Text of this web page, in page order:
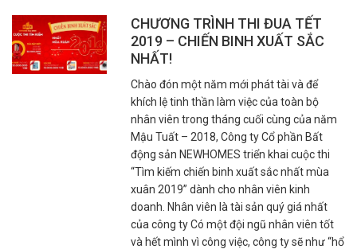
CHƯƠNG TRÌNH THI ĐUA TẾT
2019 – CHIẾN BINH XUẤT SẮC
NHẤT!
Chào đón một năm mới phát tài và để
khích lệ tinh thần làm việc của toàn bộ
nhân viên trong tháng cuối cùng của năm
Mậu Tuất – 2018, Công ty Cổ phần Bất
động sản NEWHOMES triển khai cuộc thi
“Tìm kiếm chiến binh xuất sắc nhất mùa
xuân 2019” dành cho nhân viên kinh
doanh. Nhân viên là tài sản quý giá nhất
của công ty Có một đội ngũ nhân viên tốt
và hết mình vì công việc, công ty sẽ như “hổ